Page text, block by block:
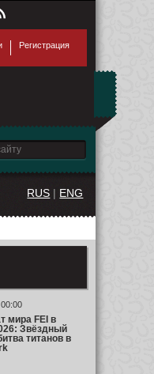
Регистрация
RUS | ENG
мира FEI в
Звёздный
титанов в